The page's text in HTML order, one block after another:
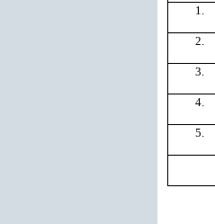
1.
2.
3.
4.
5.